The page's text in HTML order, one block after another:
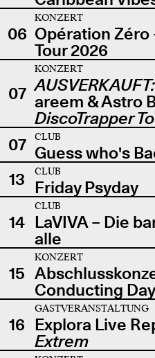
06
KONZERT
Opération Zéro
Tour 2026
07
KONZERT
AUSVERKAUFT:
areem & Astro
DiscoTrapper
07
CLUB
Guess who's
13
CLUB
Friday Psyday
14
CLUB
LaVIVA – Die
alle
15
KONZERT
Conducting
16
GASTVERANSTALTUNG
Explora Live
Extrem